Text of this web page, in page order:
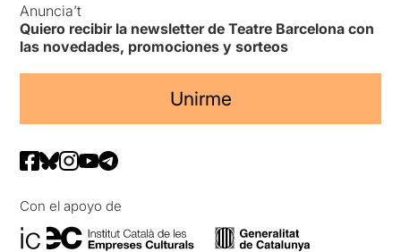
Anuncia’t
Quiero recibir la newsletter de Teatre Barcelona con
las novedades, promociones y sorteos
Unirme
Con el apoyo de